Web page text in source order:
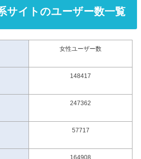
サイトのユーザー数一覧
女性ユーザー数
148417
247362
57717
164908